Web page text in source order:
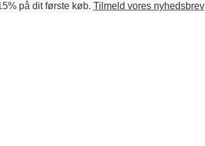
på dit første køb. Tilmeld vores nyhedsbrev